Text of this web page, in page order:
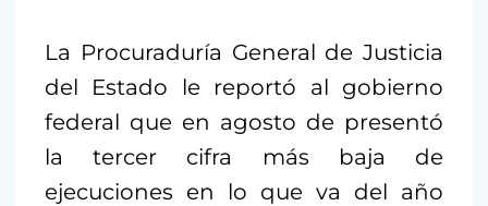
La Procuraduría General de Justicia
del Estado le reportó al gobierno
federal que en agosto de presentó
la tercer cifra más baja de
ejecuciones en lo que va del año